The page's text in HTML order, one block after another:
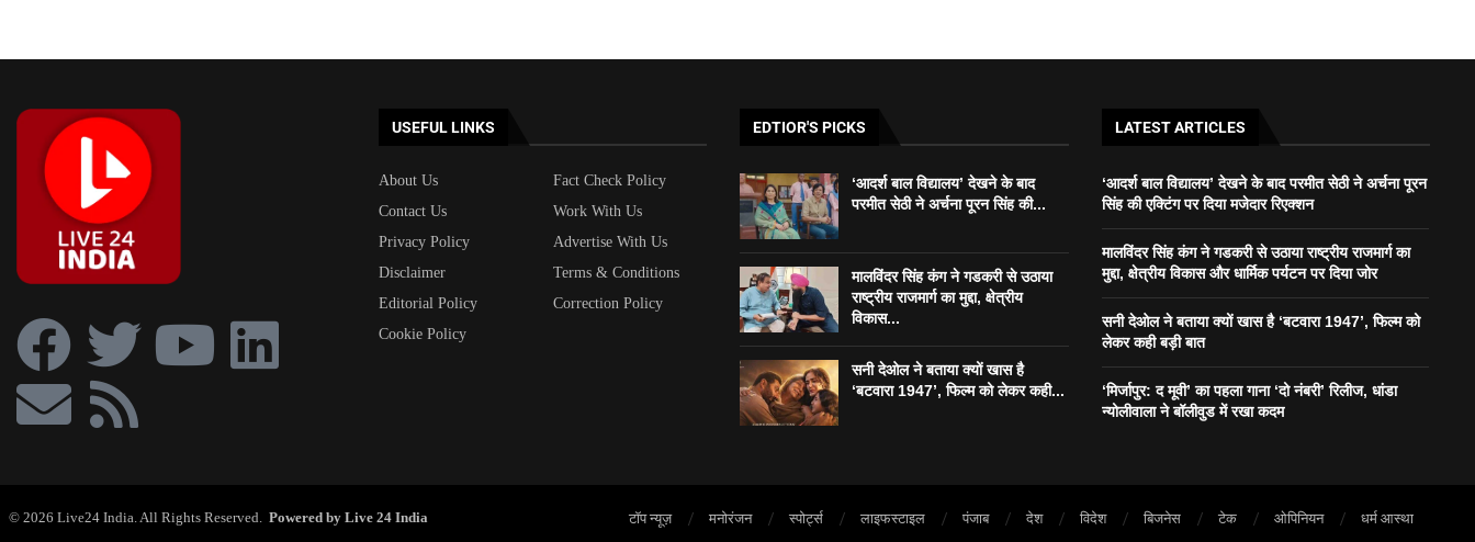
USEFUL LINKS
About Us
Fact Check Policy
Contact Us
Work With Us
Privacy Policy
Advertise With Us
Disclaimer
Terms & Conditions
Editorial Policy
Correction Policy
Cookie Policy
EDTIOR'S PICKS
‘आदर्श बाल विद्यालय’ देखने के बाद
परमीत सेठी ने अर्चना पूरन सिंह की...
मालविंदर सिंह कंग ने गडकरी से उठाया
राष्ट्रीय राजमार्ग का मुद्दा, क्षेत्रीय
विकास...
सनी देओल ने बताया क्यों खास है
‘बटवारा 1947’, फिल्म को लेकर कही...
LATEST ARTICLES
‘आदर्श बाल विद्यालय’ देखने के बाद परमीत सेठी ने अर्चना पूरन
सिंह की एक्टिंग पर दिया मजेदार रिएक्शन
मालविंदर सिंह कंग ने गडकरी से उठाया राष्ट्रीय राजमार्ग का
मुद्दा, क्षेत्रीय विकास और धार्मिक पर्यटन पर दिया जोर
सनी देओल ने बताया क्यों खास है ‘बटवारा 1947’, फिल्म को
लेकर कही बड़ी बात
‘मिर्जापुर: द मूवी’ का पहला गाना ‘दो नंबरी’ रिलीज, धांडा
न्योलीवाला ने बॉलीवुड में रखा कदम
© 2026 Live24 India. All Rights Reserved. Powered by Live 24 India टॉप न्यूज़ मनोरंजन स्पोर्ट्स लाइफस्टाइल पंजाब देश विदेश बिजनेस टेक ओपिनियन धर्म आस्था